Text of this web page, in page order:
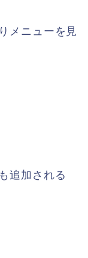
メニューを見
追加される